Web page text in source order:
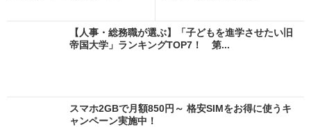
【人事・総務職が選ぶ】「子どもを進学させたい旧
帝国大学」ランキングTOP7！ 第...
スマホ2GBで月額850円～ 格安SIMをお得に使うキ
ャンペーン実施中！